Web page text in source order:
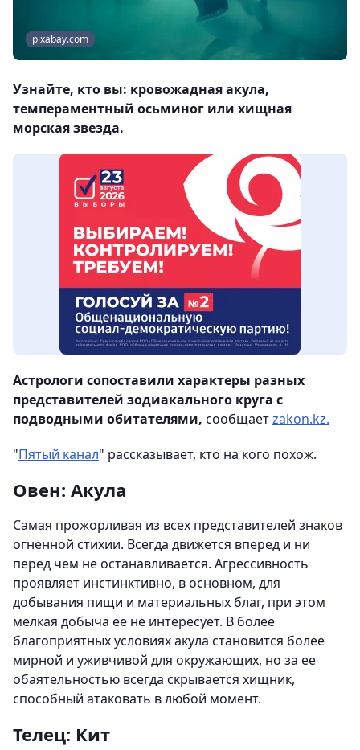
pixabay.com
Узнайте, кто вы: кровожадная акула,
темпераментный осьминог или хищная
морская звезда.
Астрологи сопоставили характеры разных
представителей зодиакального круга с
подводными обитателями, сообщаетzakon.kz.
"Пятый канал" рассказывает, кто на кого похож.
Овен: Акула
Самая прожорливая из всех представителей знаков
огненной стихии. Всегда движется вперед и ни
перед чем не останавливается. Агрессивность
проявляет инстинктивно, в основном, для
добывания пищи и материальных благ, при этом
мелкая добыча ее не интересует. В более
благоприятных условиях акула становится более
мирной и уживчивой для окружающих, но за ее
обаятельностью всегда скрывается хищник,
способный атаковать в любой момент.
Телец: Кит